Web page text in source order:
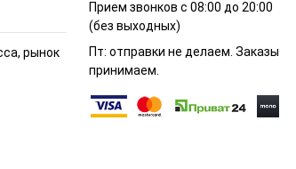
рынок
Прием звонков с 08:00 до 20:00
(без выходных)
Пт: отправки не делаем. Заказы
принимаем.